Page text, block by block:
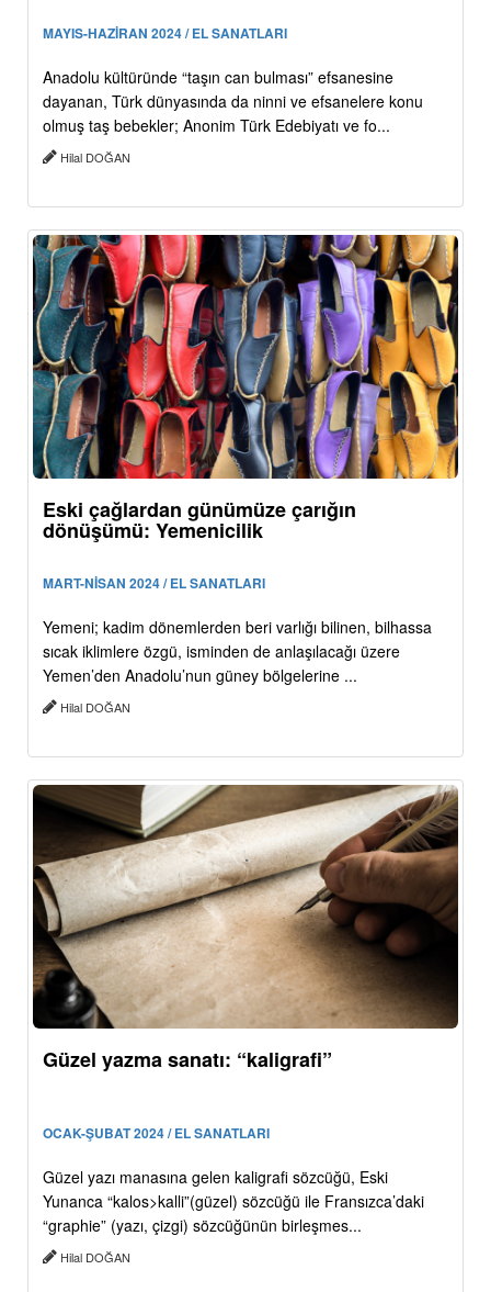
MAYIS-HAZİRAN 2024 / EL SANATLARI
Anadolu kültüründe “taşın can bulması” efsanesine
dayanan, Türk dünyasında da ninni ve efsanelere konu
olmuş taş bebekler; Anonim Türk Edebiyatı ve fo...
Hilal DOĞAN
Eski çağlardan günümüze çarığın
dönüşümü: Yemenicilik
MART-NİSAN 2024 / EL SANATLARI
Yemeni; kadim dönemlerden beri varlığı bilinen, bilhassa
sıcak iklimlere özgü, isminden de anlaşılacağı üzere
Yemen’den Anadolu’nun güney bölgelerine ...
Hilal DOĞAN
Güzel yazma sanatı: “kaligrafi”
OCAK-ŞUBAT 2024 / EL SANATLARI
Güzel yazı manasına gelen kaligrafi sözcüğü, Eski
Yunanca “kalos>kalli”(güzel) sözcüğü ile Fransızca’daki
“graphie” (yazı, çizgi) sözcüğünün birleşmes...
Hilal DOĞAN